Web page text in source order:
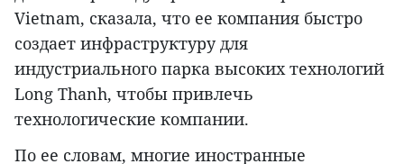
Vietnam, сказала, что ее компания быстро
создает инфраструктуру для
индустриального парка высоких технологий
Long Thanh, чтобы привлечь
технологические компании.
По ее словам, многие иностранные